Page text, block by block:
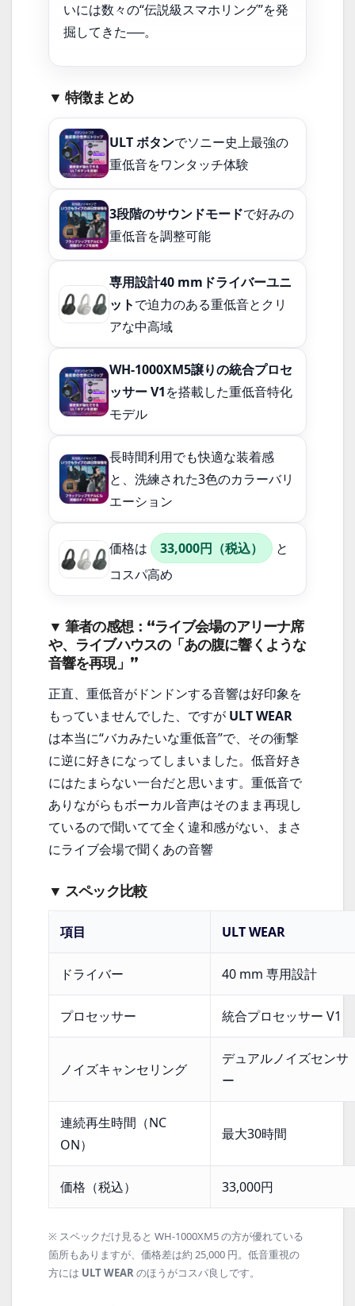
いには数々の“伝説級スマホリング”を発
掘してきた──。
▼ 特徴まとめ
ULT ボタンでソニー史上最強の
重低音をワンタッチ体験
3段階のサウンドモードで好みの
重低音を調整可能
専用設計40 mmドライバーユニ
ットで迫力のある重低音とクリ
アな中高域
WH-1000XM5譲りの統合プロセ
ッサー V1を搭載した重低音特化
モデル
長時間利用でも快適な装着感
と、洗練された3色のカラーバリ
エーション
価格は 33,000円（税込）
と
コスパ高め
▼ 筆者の感想：“ライブ会場のアリーナ席
や、ライブハウスの「あの腹に響くような
音響を再現」”
正直、重低音がドンドンする音響は好印象を
もっていませんでした、ですが ULT WEAR
は本当に“バカみたいな重低音”で、その衝撃
に逆に好きになってしまいました。低音好き
にはたまらない一台だと思います。重低音で
ありながらもボーカル音声はそのまま再現し
ているので聞いてて全く違和感がない、まさ
にライブ会場で聞くあの音響
▼ スペック比較
項目 ULT WEAR
ドライバー 40 mm 専用設計
プロセッサー 統合プロセッサー V1
ノイズキャンセリング
デュアルノイズセンサ
ー
連続再生時間（NC
ON）
最大30時間
価格（税込） 33,000円
※ スペックだけ見ると WH-1000XM5 の方が優れている
箇所もありますが、価格差は約 25,000 円。低音重視の
方には ULT WEARのほうがコスパ良しです。